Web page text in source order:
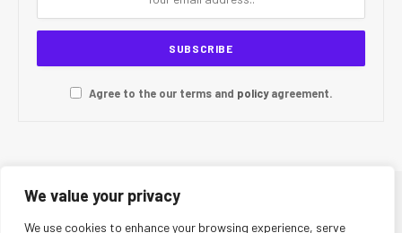
We value your privacy
We use cookies to enhance your browsing experience, serve
Agree to the our terms and policyagreement.